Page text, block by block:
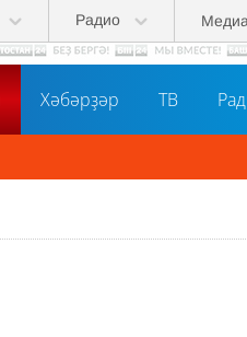
Радио
Хәбәрҙәр ТВ